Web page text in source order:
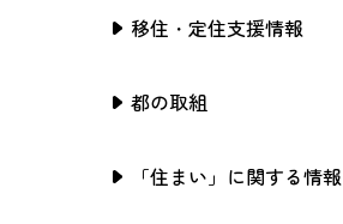
移住・定住支援情報
都の取組
「住まい」に関する情報